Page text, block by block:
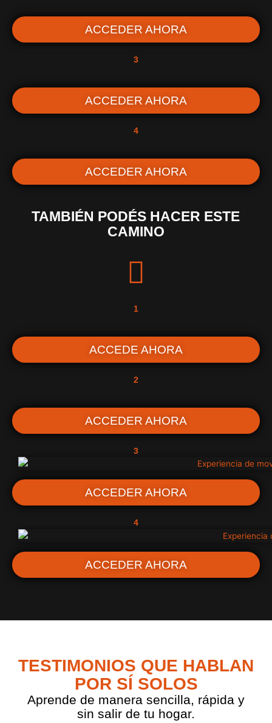
ACCEDER AHORA
3
ACCEDER AHORA
4
ACCEDER AHORA
TAMBIÉN PODÉS HACER ESTE
CAMINO
1
ACCEDE AHORA
2
ACCEDER AHORA
3
ACCEDER AHORA
4
ACCEDER AHORA
TESTIMONIOS QUE HABLAN
POR SÍ SOLOS
Aprende de manera sencilla, rápida y
sin salir de tu hogar.